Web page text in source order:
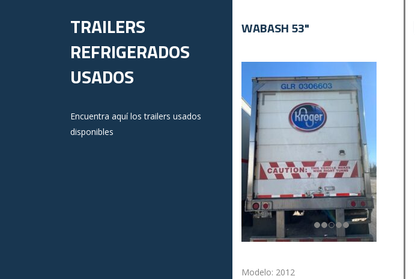
TRAILERS
REFRIGERADOS
USADOS
Encuentra aquí los trailers usados
disponibles
WABASH 53"
Modelo: 2012